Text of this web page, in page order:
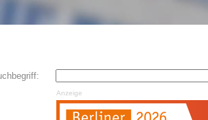
Anzeige